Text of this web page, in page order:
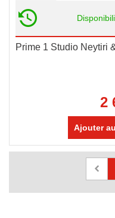
Prime 1 Studio Neytiri
2
Ajouter